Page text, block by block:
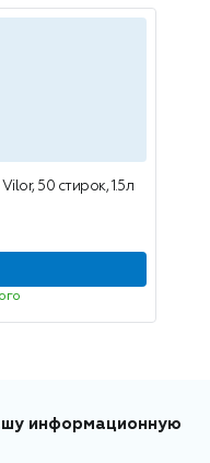
50 стирок, 1.5л
информационную